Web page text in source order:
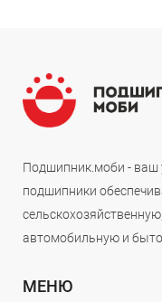
Подшипник.моби - ваш
подшипники
автомобильную и
МЕНЮ